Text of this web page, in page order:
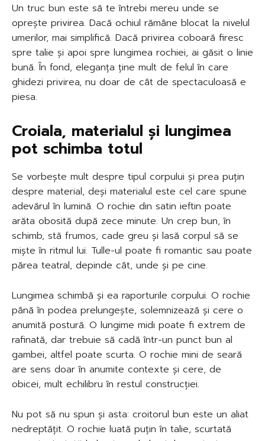
Un truc bun este să te întrebi mereu unde se
oprește privirea. Dacă ochiul rămâne blocat la nivelul
umerilor, mai simplifică. Dacă privirea coboară firesc
spre talie și apoi spre lungimea rochiei, ai găsit o linie
bună. În fond, eleganța ține mult de felul în care
ghidezi privirea, nu doar de cât de spectaculoasă e
piesa.
Croiala, materialul și lungimea
pot schimba totul
Se vorbește mult despre tipul corpului și prea puțin
despre material, deși materialul este cel care spune
adevărul în lumină. O rochie din satin ieftin poate
arăta obosită după zece minute. Un crep bun, în
schimb, stă frumos, cade greu și lasă corpul să se
miște în ritmul lui. Tulle-ul poate fi romantic sau poate
părea teatral, depinde cât, unde și pe cine.
Lungimea schimbă și ea raporturile corpului. O rochie
până în podea prelungește, solemnizează și cere o
anumită postură. O lungime midi poate fi extrem de
rafinată, dar trebuie să cadă într-un punct bun al
gambei, altfel poate scurta. O rochie mini de seară
are sens doar în anumite contexte și cere, de
obicei, mult echilibru în restul construcției.
Nu pot să nu spun și asta: croitorul bun este un aliat
nedreptățit. O rochie luată puțin în talie, scurtată